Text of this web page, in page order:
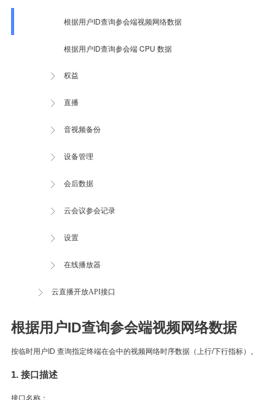
根据用户ID查询参会端视频网络数据
根据用户ID查询参会端 CPU 数据
权益
直播
音视频备份
设备管理
会后数据
云会议参会记录
设置
在线播放器
云直播开放API接口
根据用户ID查询参会端视频网络数据
按临时用户ID 查询指定终端在会中的视频网络时序数据（上行/下行指标）。
1. 接口描述
接口名称：